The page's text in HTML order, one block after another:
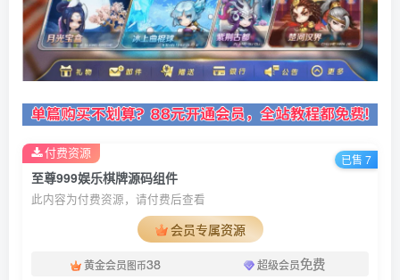
至尊999娱乐棋牌源码组件
此内容为付费资源，请付费后查看
会员专属资源
黄金会员 图币38 超级会员免费
付费资源 已售 7